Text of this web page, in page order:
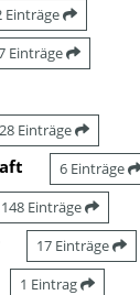
Einträge
Einträge
28 Einträge
6 Einträge
148 Einträge
17 Einträge
1 Eintrag